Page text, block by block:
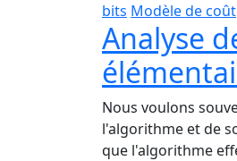
bits Modèle de coût
Analyse
Nous voulons
l'algorithme et de
que l'algorithme